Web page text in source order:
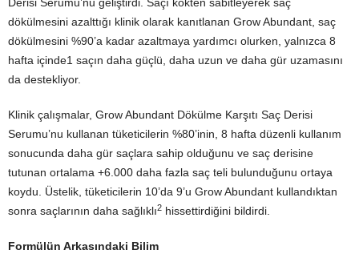
dökülmesini azalttığı klinik olarak kanıtlanan Grow Abundant, saç
dökülmesini %90’a kadar azaltmaya yardımcı olurken, yalnızca 8
hafta içinde1 saçın daha güçlü, daha uzun ve daha gür uzamasını
da destekliyor.
Klinik çalışmalar, Grow Abundant Dökülme Karşıtı Saç Derisi
Serumu’nu kullanan tüketicilerin %80’inin, 8 hafta düzenli kullanım
sonucunda daha gür saçlara sahip olduğunu ve saç derisine
tutunan ortalama +6.000 daha fazla saç teli bulunduğunu ortaya
koydu. Üstelik, tüketicilerin 10’da 9’u Grow Abundant kullandıktan
sonra saçlarının daha sağlıklı2 hissettirdiğini bildirdi.
Formülün Arkasındaki Bilim